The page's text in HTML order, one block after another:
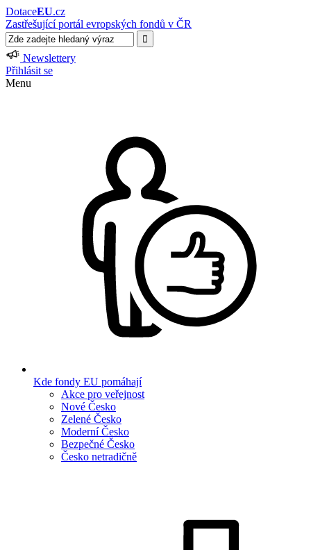
DotaceEU.cz
Zastřešující portál evropských fondů v ČR
Newslettery
Přihlásit se
Menu
Kde fondy EU pomáhají
Akce pro veřejnost
Nové Česko
Zelené Česko
Moderní Česko
Bezpečné Česko
Česko netradičně